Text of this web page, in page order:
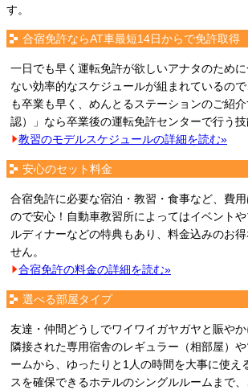
す。
合宿免許ならAT車最短14日からで免許取得
一日でも早く運転免許が欲しいアナタのため
ない効率的なスケジュールが組まれているの
も卒業も早く、めんとるステーションのご紹
認）」なら卒業後の運転免許センターで行う技
教習のモデルスケジュールの詳細を読む»
安心のセット料金
合宿免許に必要な宿泊・教習・食事など、費
ので安心！自動車教習所によってはイベント
ルディナーなどの特典もあり、料金込みのお
せん。
合宿免許の料金の詳細を読む»
選べる部屋タイプ
友達・仲間どうしでワイワイガヤガヤと賑や
隣接された専用宿舎のレギュラー（相部屋）
ームから、ゆったりと1人の時間を大事に使え
スを確保できるホテルのシングルルームまで